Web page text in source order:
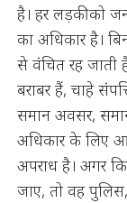
है। हर लड़की को
का अधिकार है।
से वंचित रह जाती
बराबर हैं, चाहे
समान अवसर,
अधिकार के लिए
अपराध है। अगर
जाए, तो वह